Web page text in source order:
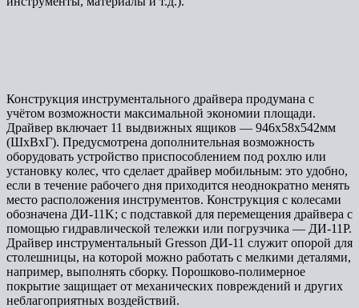
Конструкция инструментального драйвера продумана с
учётом возможности максимальной экономии площади.
Драйвер включает 11 выдвижных ящиков — 946х58х542мм
(ШхВхГ). Предусмотрена дополнительная возможность
оборудовать устройство приспособлением под рохлю или
установку колес, что сделает драйвер мобильным: это удобно,
если в течение рабочего дня приходится неоднократно менять
место расположения инструментов. Конструкция с колесами
обозначена ДИ-11K; с подставкой для перемещения драйвера с
помощью гидравлической тележки или погрузчика — ДИ-11Р.
Драйвер инструментальный Gresson ДИ-11 служит опорой для
столешницы, на которой можно работать с мелкими деталями,
например, выполнять сборку. Порошково-полимерное
покрытие защищает от механических повреждений и других
неблагоприятных воздействий.